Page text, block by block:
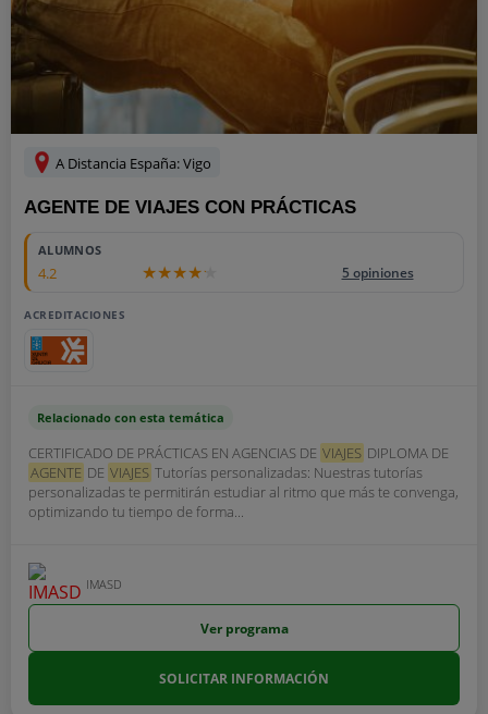
A Distancia España: Vigo
AGENTE DE VIAJES CON PRÁCTICAS
ALUMNOS
4.2 5 opiniones
ACREDITACIONES
Relacionado con esta temática
CERTIFICADO DE PRÁCTICAS EN AGENCIAS DE VIAJES DIPLOMA DE
AGENTE DE VIAJES Tutorías personalizadas: Nuestras tutorías
personalizadas te permitirán estudiar al ritmo que más te convenga,
optimizando tu tiempo de forma...
IMASD
Ver programa
SOLICITAR INFORMACIÓN